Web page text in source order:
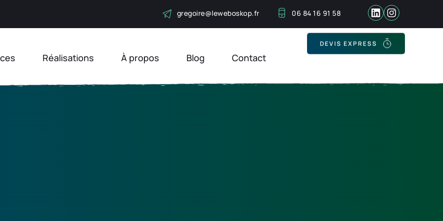
gregoire@leweboskop.fr 06 84 16 91 58
Réalisations À propos Blog Contact